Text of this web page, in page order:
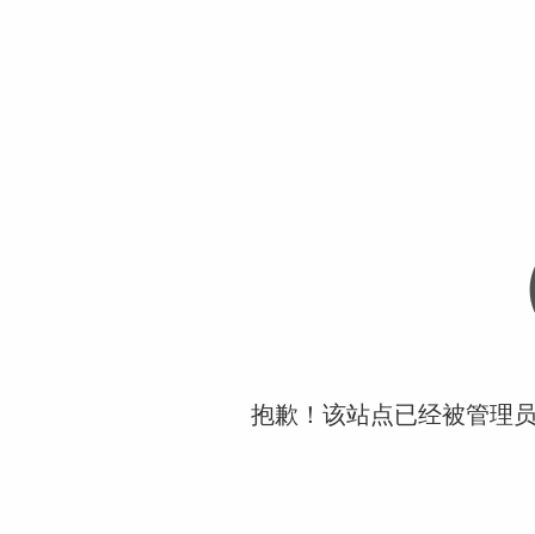
抱歉！该站点已经被管理